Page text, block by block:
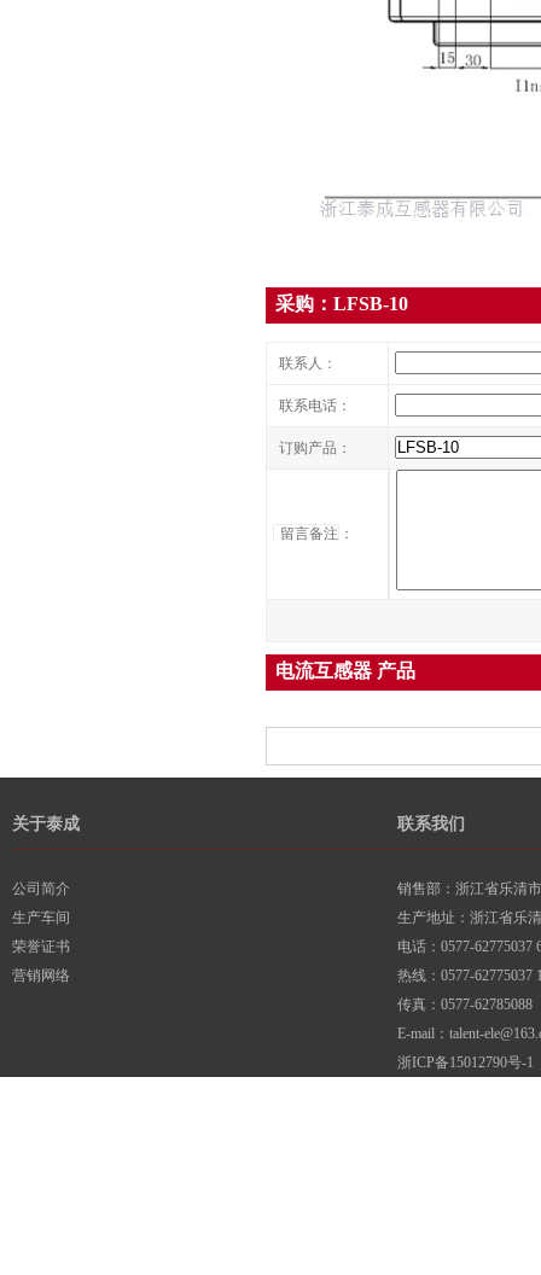
采购：LFSB-10
联系人：
联系电话：
订购产品：
留言备注 ：
电流互感器 产品
关于泰成 联系我们
公司简介
生产车间
荣誉证书
营销网络
销售部：浙江省乐清
生产地址：浙江省乐
电话：0577-62775037
热线：0577-62775037
传真：0577-62785088
E-mail：talent-
浙ICP备15012790号-1